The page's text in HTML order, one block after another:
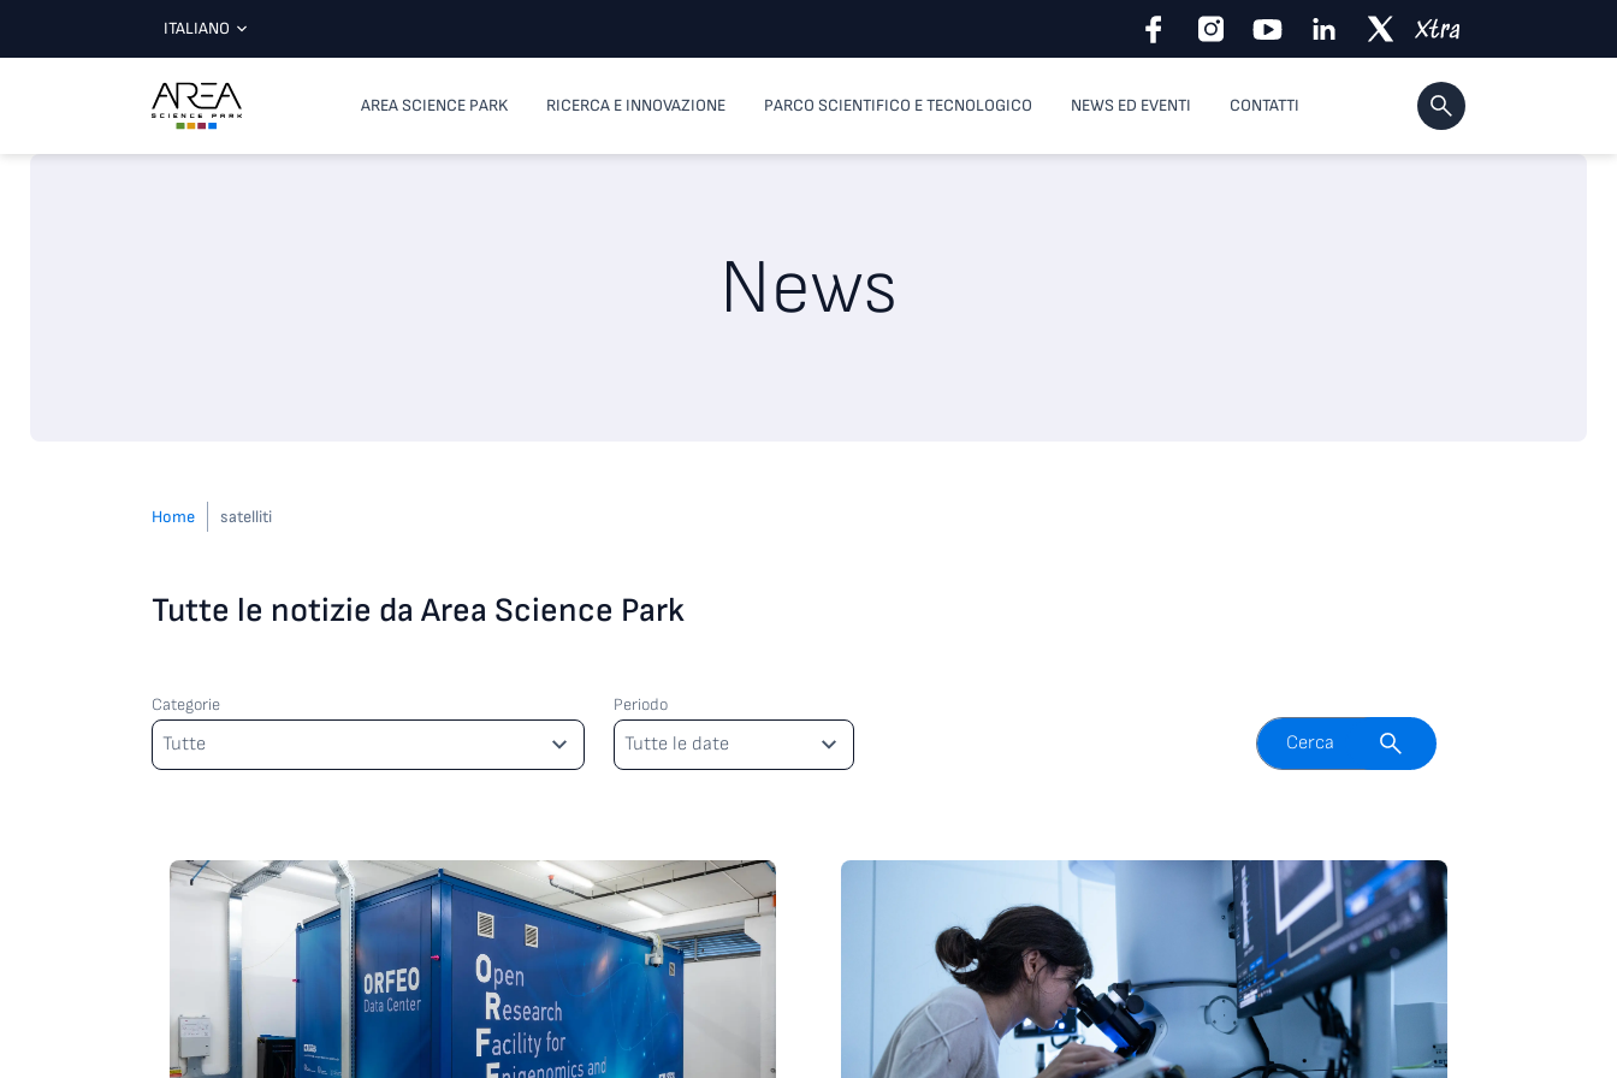
ITALIANO
AREA SCIENCE PARK RICERCA E INNOVAZIONE PARCO SCIENTIFICO E TECNOLOGICO NEWS ED EVENTI CONTATTI
News
Home satelliti
Tutte le notizie da Area Science Park
Categorie
Categorie
Tutte
Periodo
Periodo
Tutte le date
Attiva il campo di ricercaCerca